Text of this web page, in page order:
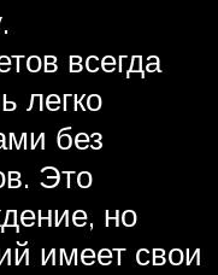
всегда
легко
без
Это
но
имеет свои